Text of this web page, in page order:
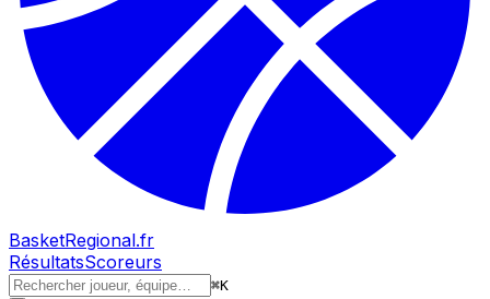
BasketRegional.fr
RésultatsScoreurs
⌘K